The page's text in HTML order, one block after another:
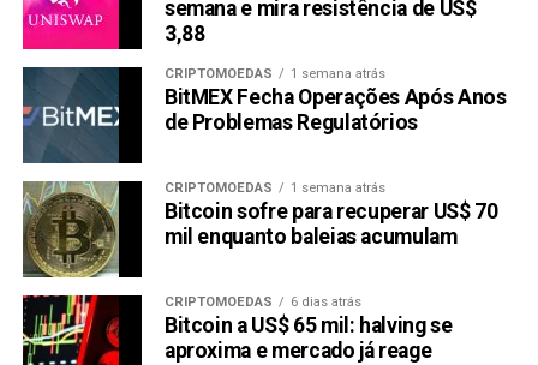
semana e mira resistência de US$
3,88
CRIPTOMOEDAS 1 semana atrás
BitMEX Fecha Operações Após Anos
de Problemas Regulatórios
CRIPTOMOEDAS 1 semana atrás
Bitcoin sofre para recuperar US$ 70
mil enquanto baleias acumulam
CRIPTOMOEDAS 6 dias atrás
Bitcoin a US$ 65 mil: halving se
aproxima e mercado já reage